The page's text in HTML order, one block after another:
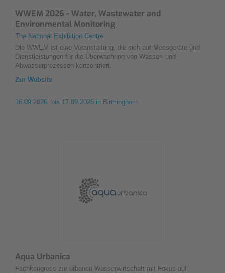
WWEM 2026 - Water, Wastewater and
Environmental Monitoring
The National Exhibition Centre
Die WWEM ist eine Veranstaltung, die sich auf Messgeräte und
Dienstleistungen für die Überwachung von Wasser- und
Abwasserprozessen konzentriert.
Zur Website
16.09.2026 bis 17.09.2026 in Birmingham
Aqua Urbanica
Fachkongress zur urbanen Wasserwirtschaft mit Fokus auf